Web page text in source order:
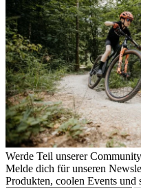
Werde Teil unserer Community
Melde dich für unseren
Produkten, coolen Events und